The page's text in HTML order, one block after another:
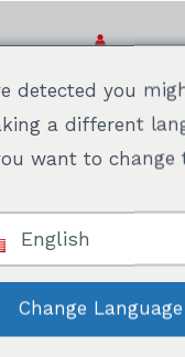
detected you
a different
want to change
English
Change Language